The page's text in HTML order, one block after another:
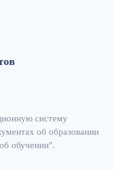
систему
об образовании
обучении".